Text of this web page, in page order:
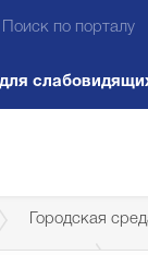
Городская